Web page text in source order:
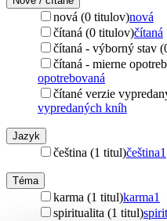
nová (0 titulov)nová
čítaná (0 titulov)čítaná
čítaná - výborný stav
čítaná - mierne
opotrebovaná
čítané verzie
vypredaných kníh
Jazyk
čeština (1 titul)čeština1
Téma
karma (1 titul)karma1
spiritualita (1 titul)